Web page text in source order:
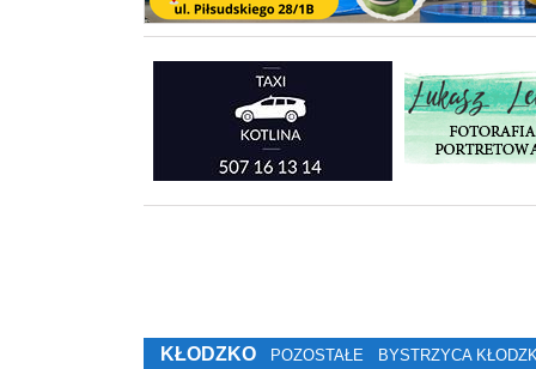
KŁODZKO POZOSTAŁE BYSTRZYCA